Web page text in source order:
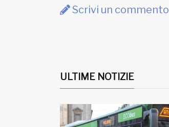
Scrivi un commento
ULTIME NOTIZIE